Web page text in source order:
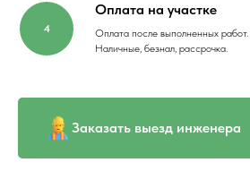
Оплата на участке
Оплата после выполненных работ.
Наличные, безнал, рассрочка.
Заказать выезд инженера